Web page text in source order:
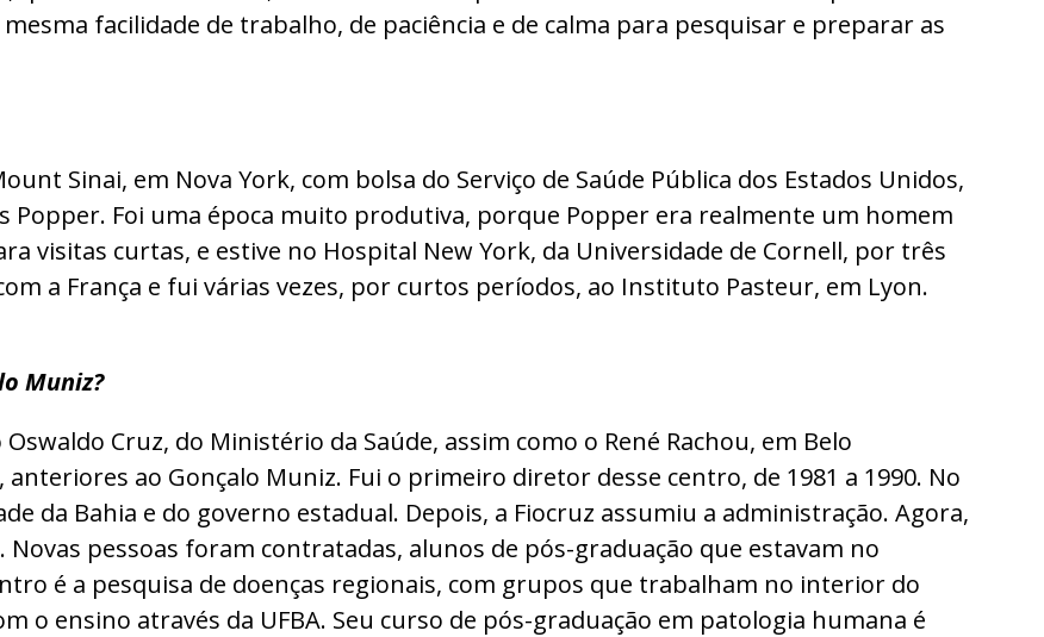
facilidade de trabalho, de paciência e de calma para pesquisar e preparar as
Sinai, em Nova York, com bolsa do Serviço de Saúde Pública dos Estados Unidos,
Popper. Foi uma época muito produtiva, porque Popper era realmente um homem
visitas curtas, e estive no Hospital New York, da Universidade de Cornell, por três
a França e fui várias vezes, por curtos períodos, ao Instituto Pasteur, em Lyon.
Muniz?
Cruz, do Ministério da Saúde, assim como o René Rachou, em Belo
ao Gonçalo Muniz. Fui o primeiro diretor desse centro, de 1981 a 1990. No
da Bahia e do governo estadual. Depois, a Fiocruz assumiu a administração. Agora,
Novas pessoas foram contratadas, alunos de pós-graduação que estavam no
é a pesquisa de doenças regionais, com grupos que trabalham no interior do
o ensino através da UFBA. Seu curso de pós-graduação em patologia humana é